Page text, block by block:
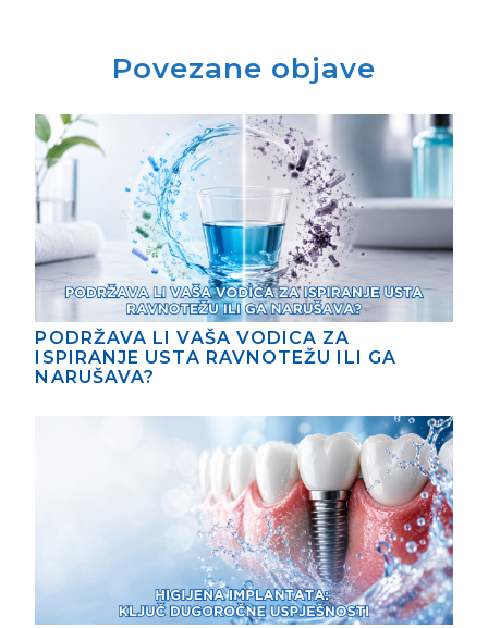
PODRŽAVA LI VAŠA VODICA ZA
ISPIRANJE USTA RAVNOTEŽU ILI GA
NARUŠAVA?